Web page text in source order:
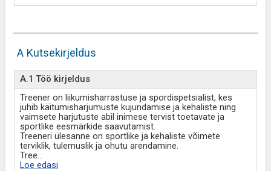
A Kutsekirjeldus
A.1 Töö kirjeldus
Treener on liikumisharrastuse ja spordispetsialist, kes
juhib käitumisharjumuste kujundamise ja kehaliste ning
vaimsete harjutuste abil inimese tervist toetavate ja
sportlike eesmärkide saavutamist.
Treeneri ülesanne on sportlike ja kehaliste võimete
terviklik, tulemuslik ja ohutu arendamine.
Tree...
Loe edasi